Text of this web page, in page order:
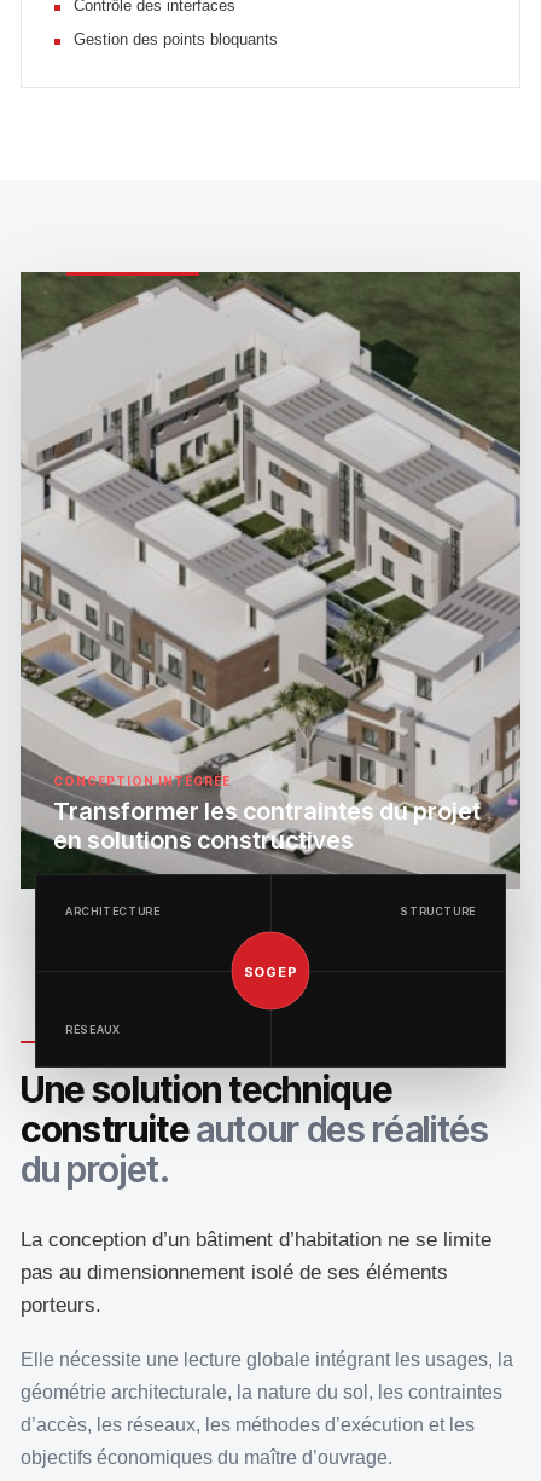
Contrôle des interfaces
Gestion des points bloquants
CONCEPTION INTÉGRÉE
Transformer les contraintes du projet
en solutions constructives
ARCHITECTURE STRUCTURE
RÉSEAUX
SOGEP
Une solution technique
construiteautour des réalités
du projet.
La conception d’un bâtiment d’habitation ne se limite
pas au dimensionnement isolé de ses éléments
porteurs.
Elle nécessite une lecture globale intégrant les usages, la
géométrie architecturale, la nature du sol, les contraintes
d’accès, les réseaux, les méthodes d’exécution et les
objectifs économiques du maître d’ouvrage.